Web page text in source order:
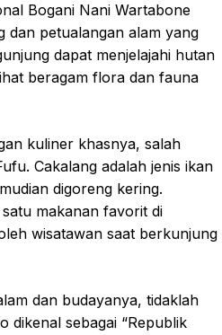
Bogani Nani Wartabone
dan petualangan alam yang
dapat menjelajahi hutan
beragam flora dan fauna
kuliner khasnya, salah
Cakalang adalah jenis ikan
digoreng kering.
makanan favorit di
wisatawan saat berkunjung
dan budayanya, tidaklah
dikenal sebagai “Republik